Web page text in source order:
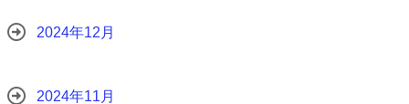
2024年12月
2024年11月